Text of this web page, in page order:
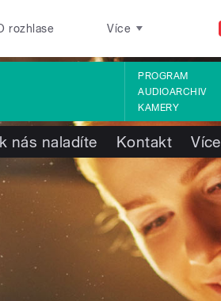
rozhlase Více
PROGRAM
AUDIOARCHIV
KAMERY
nás naladíte Kontakt Více